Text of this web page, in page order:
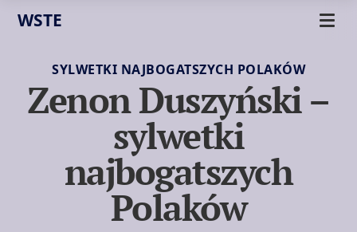
WSTE
SYLWETKI NAJBOGATSZYCH POLAKÓW
Zenon Duszyński –
sylwetki
najbogatszych
Polaków